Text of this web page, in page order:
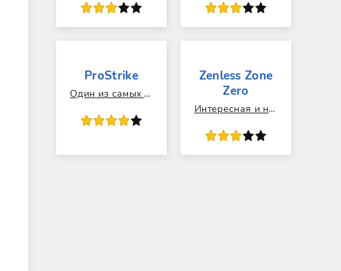
4 5 4 5
ProStrike
Один из самых свежих приватных серверов на рынке.
4 5
Zenless Zone
Zero
Интересная и необычная игра с интересным сюжетом.
4 5